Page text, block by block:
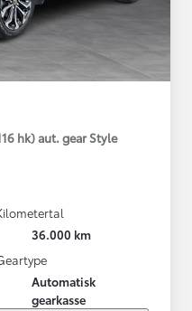
hk) aut. gear Style
36.000 km
Automatisk
gearkasse